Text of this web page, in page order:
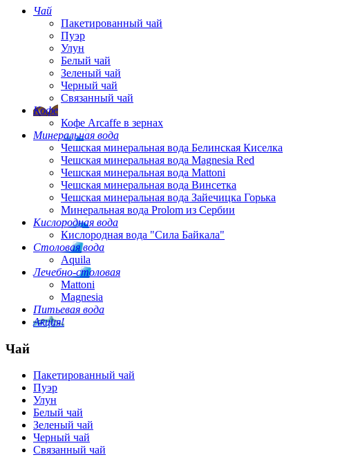
Чай
Пакетированный чай
Пуэр
Улун
Белый чай
Зеленый чай
Черный чай
Связанный чай
Кофе
Кофе Arcaffe в зернах
Минеральная вода
Чешская минеральная вода Белинская Киселка
Чешская минеральная вода Magnesia Red
Чешская минеральная вода Mattoni
Чешская минеральная вода Винсетка
Чешская минеральная вода Зайечицка Горька
Минеральная вода Prolom из Сербии
Кислородная вода
Кислородная вода "Сила Байкала"
Столовая вода
Aquila
Лечебно-столовая
Mattoni
Magnesia
Питьевая вода
Акция!
Чай
Пакетированный чай
Пуэр
Улун
Белый чай
Зеленый чай
Черный чай
Связанный чай